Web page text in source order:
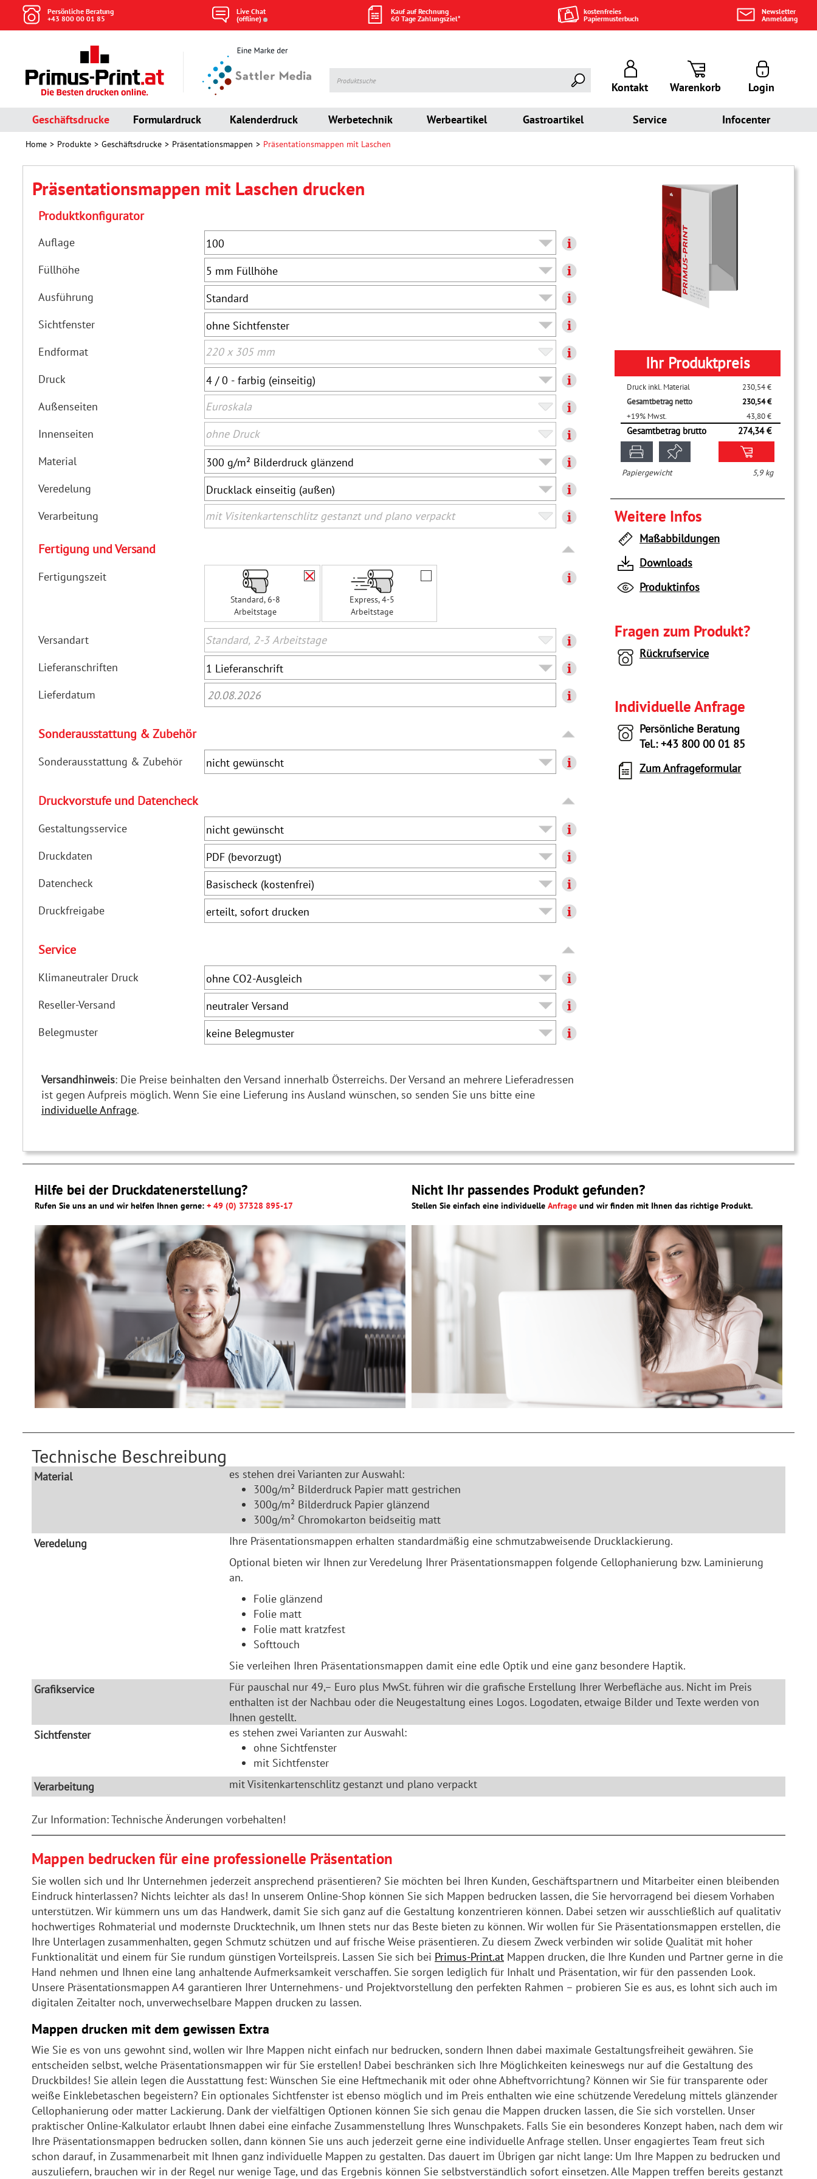
Persönliche Beratung
+43 800 00 01 85
Live Chat
(offline)
Kauf auf Rechnung
60 Tage Zahlungsziel*
kostenfreies
Papiermusterbuch
Newsletter
Anmeldung
Kontakt Warenkorb Login
Geschäftsdrucke Formulardruck Kalenderdruck Werbetechnik Werbeartikel Gastroartikel Service Infocenter
Home Produkte Geschäftsdrucke Präsentationsmappen Präsentationsmappen mit Laschen
Präsentationsmappen mit Laschen drucken
Produktkonfigurator
Auflage
Füllhöhe
Ausführung
Sichtfenster
Endformat
Druck
Außenseiten
Innenseiten
Material
Veredelung
Verarbeitung
Fertigung und Versand
Fertigungszeit
Standard, 6-8
Arbeitstage
Express, 4-5
Arbeitstage
Versandart
Lieferanschriften
Lieferdatum
20.08.2026
Sonderausstattung & Zubehör
Sonderausstattung & Zubehör
Druckvorstufe und Datencheck
Gestaltungsservice
Druckdaten
Datencheck
Druckfreigabe
Service
Klimaneutraler Druck
Reseller-Versand
Belegmuster
Versandhinweis: Die Preise beinhalten den Versand innerhalb Österreichs. Der Versand an mehrere Lieferadressen
ist gegen Aufpreis möglich. Wenn Sie eine Lieferung ins Ausland wünschen, so senden Sie uns bitte eine
individuelle Anfrage.
Ihr Produktpreis
Druck inkl. Material
230,54 €
Gesamtbetrag netto
230,54 €
+19% Mwst.
43,80 €
Gesamtbetrag brutto 274,34 €
5,9 kg
Papiergewicht
Weitere Infos
Maßabbildungen
Downloads
Produktinfos
Fragen zum Produkt?
Rückrufservice
Individuelle Anfrage
Persönliche Beratung
Tel.: +43 800 00 01 85
Zum Anfrageformular
Hilfe bei der Druckdatenerstellung?
Rufen Sie uns an und wir helfen Ihnen gerne: + 49 (0) 37328 895-17
Nicht Ihr passendes Produkt gefunden?
Stellen Sie einfach eine individuelle Anfrage und wir finden mit Ihnen das richtige Produkt.
Technische Beschreibung
Material
es stehen drei Varianten zur Auswahl:
300g/m² Bilderdruck Papier matt gestrichen
300g/m² Bilderdruck Papier glänzend
300g/m² Chromokarton beidseitig matt
Veredelung
Ihre Präsentationsmappen erhalten standardmäßig eine schmutzabweisende Drucklackierung.
Optional bieten wir Ihnen zur Veredelung Ihrer Präsentationsmappen folgende Cellophanierung bzw. Laminierung
an.
Folie glänzend
Folie matt
Folie matt kratzfest
Softtouch
Sie verleihen Ihren Präsentationsmappen damit eine edle Optik und eine ganz besondere Haptik.
Grafikservice
Für pauschal nur 49,– Euro plus MwSt. führen wir die grafische Erstellung Ihrer Werbefläche aus. Nicht im Preis
enthalten ist der Nachbau oder die Neugestaltung eines Logos. Logodaten, etwaige Bilder und Texte werden von
Ihnen gestellt.
Sichtfenster
es stehen zwei Varianten zur Auswahl:
ohne Sichtfenster
mit Sichtfenster
Verarbeitung
mit Visitenkartenschlitz gestanzt und plano verpackt
Zur Information: Technische Änderungen vorbehalten!
Mappen bedrucken für eine professionelle Präsentation
Sie wollen sich und Ihr Unternehmen jederzeit ansprechend präsentieren? Sie möchten bei Ihren Kunden, Geschäftspartnern und Mitarbeiter einen bleibenden
Eindruck hinterlassen? Nichts leichter als das! In unserem Online-Shop können Sie sich Mappen bedrucken lassen, die Sie hervorragend bei diesem Vorhaben
unterstützen. Wir kümmern uns um das Handwerk, damit Sie sich ganz auf die Gestaltung konzentrieren können. Dabei setzen wir ausschließlich auf qualitativ
hochwertiges Rohmaterial und modernste Drucktechnik, um Ihnen stets nur das Beste bieten zu können. Wir wollen für Sie Präsentationsmappen erstellen, die
Ihre Unterlagen zusammenhalten, gegen Schmutz schützen und auf frische Weise präsentieren. Zu diesem Zweck verbinden wir solide Qualität mit hoher
Funktionalität und einem für Sie rundum günstigen Vorteilspreis. Lassen Sie sich bei Primus-Print.at Mappen drucken, die Ihre Kunden und Partner gerne in die
Hand nehmen und Ihnen eine lang anhaltende Aufmerksamkeit verschaffen. Sie sorgen lediglich für Inhalt und Präsentation, wir für den passenden Look.
Unsere Präsentationsmappen A4 garantieren Ihrer Unternehmens- und Projektvorstellung den perfekten Rahmen – probieren Sie es aus, es lohnt sich auch im
digitalen Zeitalter noch, unverwechselbare Mappen drucken zu lassen.
Mappen drucken mit dem gewissen Extra
Wie Sie es von uns gewohnt sind, wollen wir Ihre Mappen nicht einfach nur bedrucken, sondern Ihnen dabei maximale Gestaltungsfreiheit gewähren. Sie
entscheiden selbst, welche Präsentationsmappen wir für Sie erstellen! Dabei beschränken sich Ihre Möglichkeiten keineswegs nur auf die Gestaltung des
Druckbildes! Sie allein legen die Ausstattung fest: Wünschen Sie eine Heftmechanik mit oder ohne Abheftvorrichtung? Können wir Sie für transparente oder
weiße Einklebetaschen begeistern? Ein optionales Sichtfenster ist ebenso möglich und im Preis enthalten wie eine schützende Veredelung mittels glänzender
Cellophanierung oder matter Lackierung. Dank der vielfältigen Optionen können Sie sich genau die Mappen drucken lassen, die Sie sich vorstellen. Unser
praktischer Online-Kalkulator erlaubt Ihnen dabei eine einfache Zusammenstellung Ihres Wunschpakets. Falls Sie ein besonderes Konzept haben, nach dem wir
Ihre Präsentationsmappen bedrucken sollen, dann können Sie uns auch jederzeit gerne eine individuelle Anfrage stellen. Unser engagiertes Team freut sich
schon darauf, in Zusammenarbeit mit Ihnen ganz individuelle Mappen zu gestalten. Das dauert im Übrigen gar nicht lange: Um Ihre Mappen zu bedrucken und
auszuliefern, brauchen wir in der Regel nur wenige Tage, und das Ergebnis können Sie selbstverständlich sofort einsetzen. Alle Mappen treffen bereits gestanzt